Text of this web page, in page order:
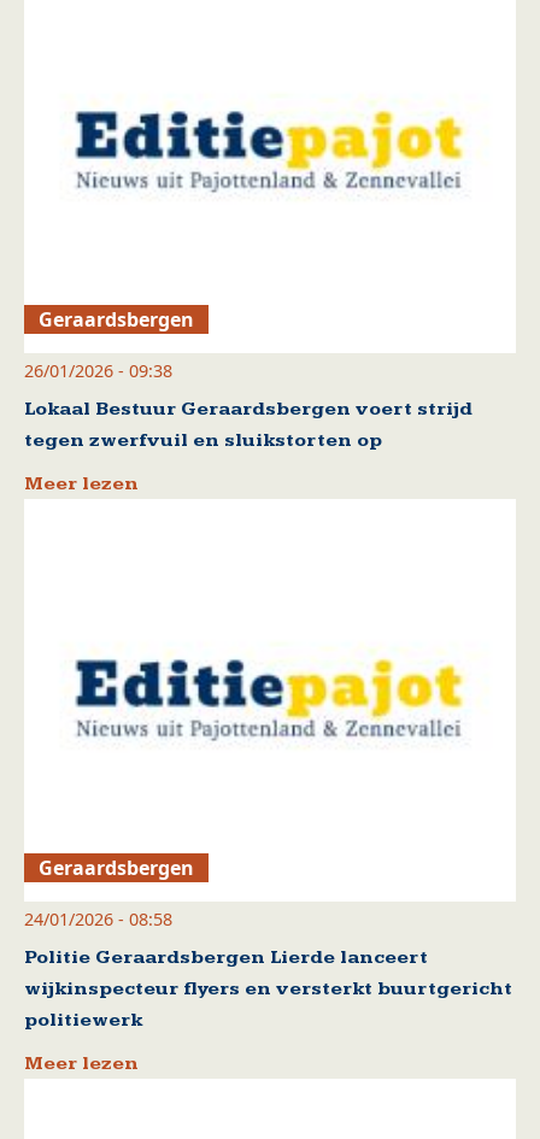
Geraardsbergen
26/01/2026 - 09:38
Lokaal Bestuur Geraardsbergen voert strijd
tegen zwerfvuil en sluikstorten op
Meer lezen
Geraardsbergen
24/01/2026 - 08:58
Politie Geraardsbergen Lierde lanceert
wijkinspecteur flyers en versterkt buurtgericht
politiewerk
Meer lezen